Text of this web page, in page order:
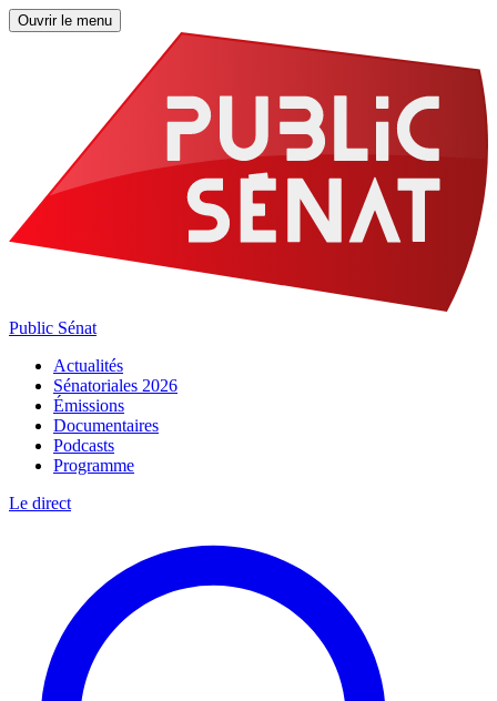
Ouvrir le menu
Public Sénat
Actualités
Sénatoriales 2026
Émissions
Documentaires
Podcasts
Programme
Le direct